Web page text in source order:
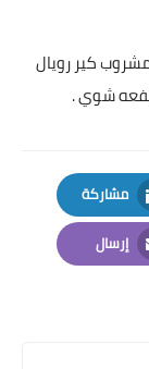
كير رويال
شوي .
مشاركة
LinkedIn
إرسال
Email